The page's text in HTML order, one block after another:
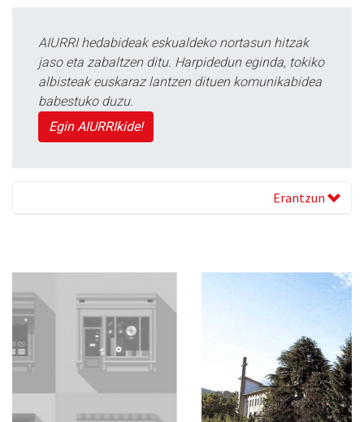
AIURRI hedabideak eskualdeko nortasun hitzak
jaso eta zabaltzen ditu. Harpidedun eginda, tokiko
albisteak euskaraz lantzen dituen komunikabidea
babestuko duzu.
Egin AIURRIkide!
Erantzun